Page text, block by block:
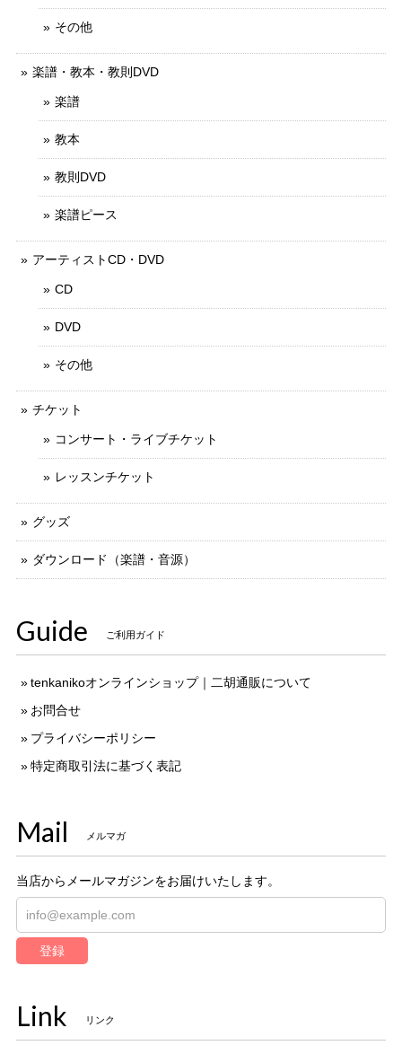
その他
楽譜・教本・教則DVD
楽譜
教本
教則DVD
楽譜ピース
アーティストCD・DVD
CD
DVD
その他
チケット
コンサート・ライブチケット
レッスンチケット
グッズ
ダウンロード（楽譜・音源）
Guide ご利用ガイド
tenkanikoオンラインショップ｜二胡通販について
お問合せ
プライバシーポリシー
特定商取引法に基づく表記
Mail メルマガ
当店からメールマガジンをお届けいたします。
登録
Link リンク